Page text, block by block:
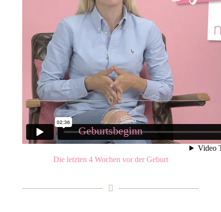
Geburtsbeginn
Die letzten 4 Wochen vor der Geburt